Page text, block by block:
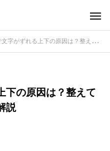
ずれる上下の原因は？整えて見やすくする直し方を解説
下の原因は？整えて
説